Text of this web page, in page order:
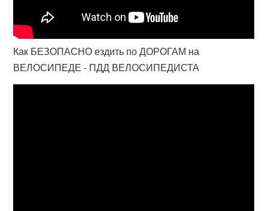
Как БЕЗОПАСНО ездить по ДОРОГАМ на
ВЕЛОСИПЕДЕ - ПДД ВЕЛОСИПЕДИСТА